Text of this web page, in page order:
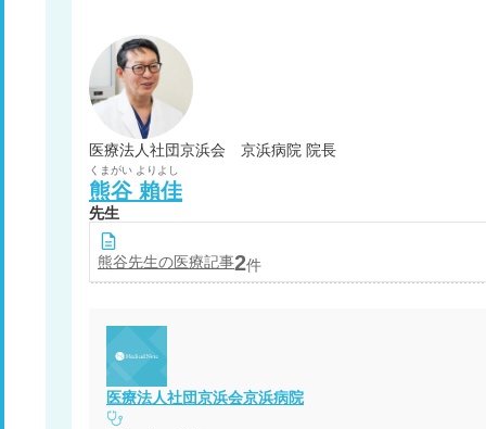
医療法人社団京浜会 京浜病院 院長
くまがい よりよし
熊谷 賴佳
先生
熊谷先生の医療記事2件
医療法人社団京浜会京浜病院